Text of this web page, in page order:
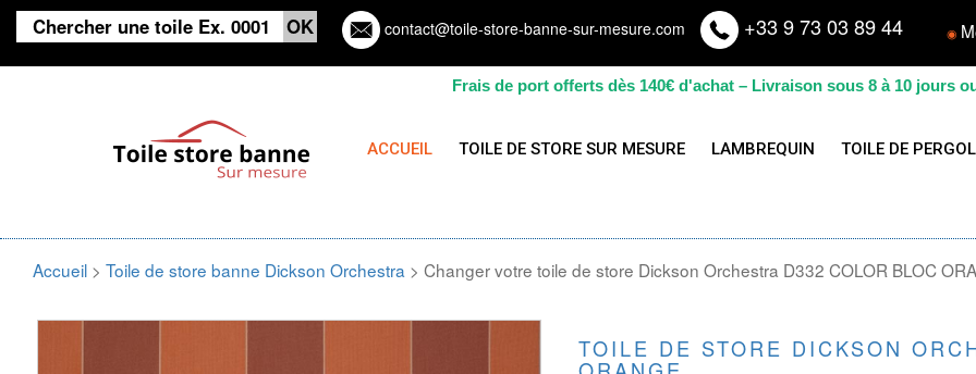
contact@toile-store-banne-sur-mesure.com +33 9 73 03 89 44 ◉
Frais de port offerts dès 140€ d'achat – Livraison sous 8 à 10 jours
ACCUEIL TOILE DE STORE SUR MESURE LAMBREQUIN TOILE DE
Accueil >Toile de store banne Dickson Orchestra > Changer votre toile de store Dickson Orchestra D332 COLOR BLOC
TOILE DE STORE DICKSON